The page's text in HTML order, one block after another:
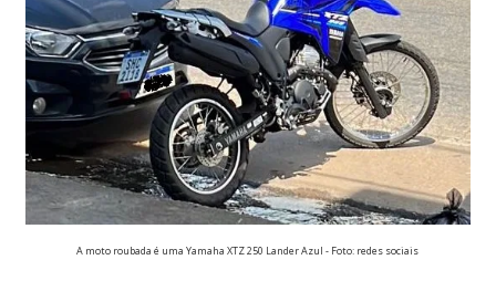
A moto roubada é uma Yamaha XTZ 250 Lander Azul - Foto: redes sociais